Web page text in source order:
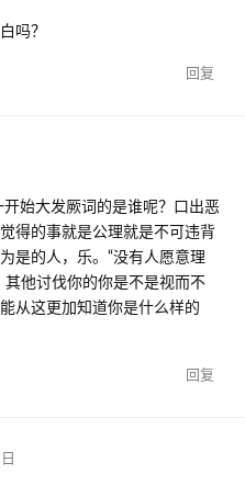
吗？
回复
始大发厥词的是谁呢？口出恶
得的事就是公理就是不可违背
是的人，乐。“没有人愿意理
他讨伐你的你是不是视而不
从这更加知道你是什么样的
回复